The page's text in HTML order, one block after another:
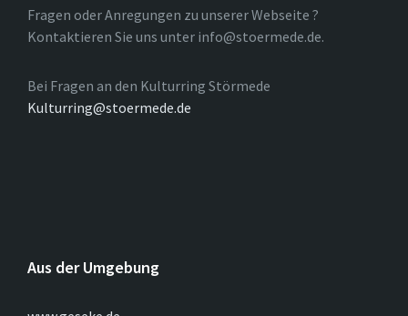
Fragen oder Anregungen zu unserer Webseite ?
Kontaktieren Sie uns unter info@stoermede.de.
Bei Fragen an den Kulturring Störmede
Kulturring@stoermede.de
Aus der Umgebung